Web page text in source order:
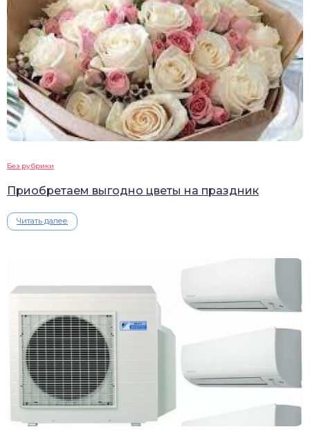
Без рубрики
Приобретаем выгодно цветы на праздник
Читать далее